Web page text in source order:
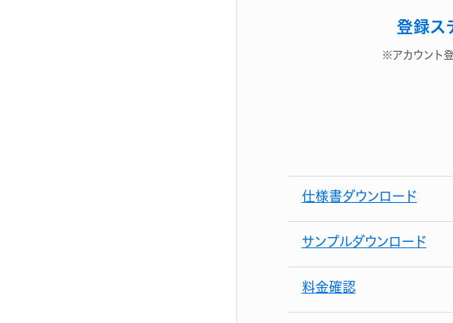
登録ス
※アカウント
仕様書ダウンロード
サンプルダウンロード
料金確認